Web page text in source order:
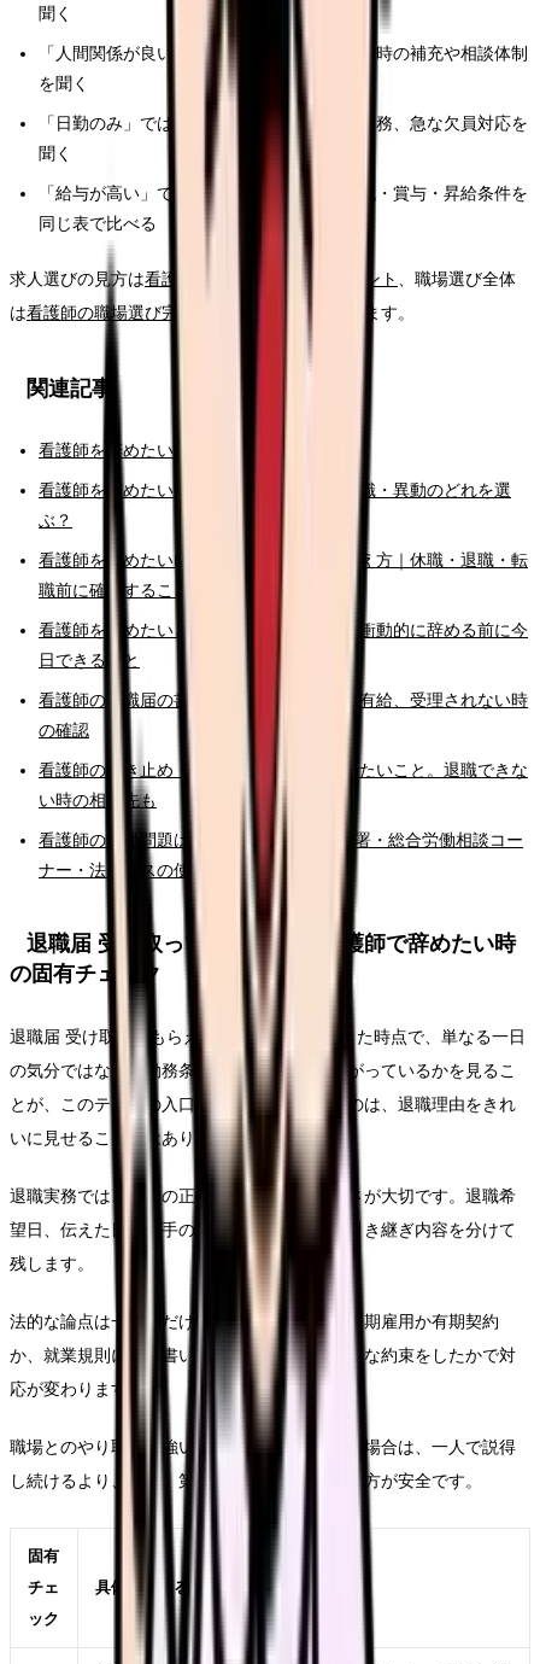
聞く
「人間関係が良い」ではなく、退職者が出た時の補充や相談体制
を聞く
「日勤のみ」ではなく、オンコール、土日勤務、急な欠員対応を
聞く
「給与が高い」ではなく、夜勤回数・残業代・賞与・昇給条件を
同じ表で比べる
求人選びの見方は看護師の求人票チェックポイント
、職場選び全体
は看護師の職場選び完全ガイド でも整理しています。
関連記事
看護師を辞めたい時の完全ガイド
看護師を辞めたい時の判断基準｜転職・休職・異動のどれを選
ぶ？
看護師を辞めたいけどお金が不安な時の考え方｜休職・退職・転
職前に確認すること
看護師を辞めたいと強く思った時の初動｜衝動的に辞める前に今
日できること
看護師の退職届の書き方。例文、退職日、有給、受理されない時
の確認
看護師の引き止め・退職トラブルで確認したいこと。退職できな
い時の相談先も
看護師の労働問題はどこに相談する? 労基署・総合労働相談コー
ナー・法テラスの使い分け
退職届 受け取ってもらえない 看護師で辞めたい時
の固有チェック
退職届 受け取ってもらえない 看護師が出てきた時点で、単なる一日
の気分ではなく、勤務条件として何が積み上がっているかを見るこ
とが、このテーマの入口です。ここで大切なのは、退職理由をきれ
いに見せることではありません。
退職実務では、感情の正しさより記録の正確さが大切です。退職希
望日、伝えた日、相手の返答、有休残日数、引き継ぎ内容を分けて
残します。
法的な論点は一般論だけでは決まりません。無期雇用か有期契約
か、就業規則に何と書いてあるか、実際にどんな約束をしたかで対
応が変わります。
職場とのやり取りが強い引き止めになっている場合は、一人で説得
し続けるより、書面、第三者、公的窓口を使う方が安全です。
固有
チェ
ック
具体的に見ること